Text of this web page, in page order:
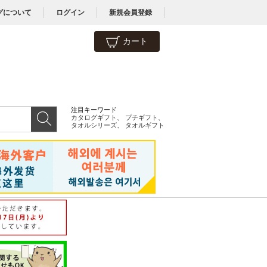
について ログイン 新規会員登録
カート
注目キーワード
カタログギフト
プチギフト
タオルシリーズ
タオルギフト